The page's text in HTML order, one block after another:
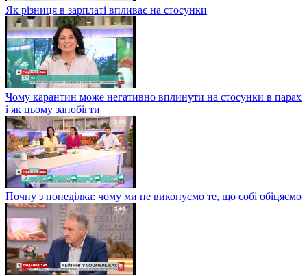
Як різниця в зарплаті впливає на стосунки
Чому карантин може негативно вплинути на стосунки в парах
і як цьому запобігти
Почну з понеділка: чому ми не виконуємо те, що собі обіцяємо